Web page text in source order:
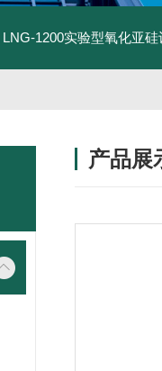
LNG-1200实验型氧化亚硅
产品展